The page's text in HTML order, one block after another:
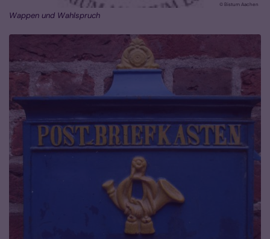
© Bistum Aachen
Wappen und Wahlspruch